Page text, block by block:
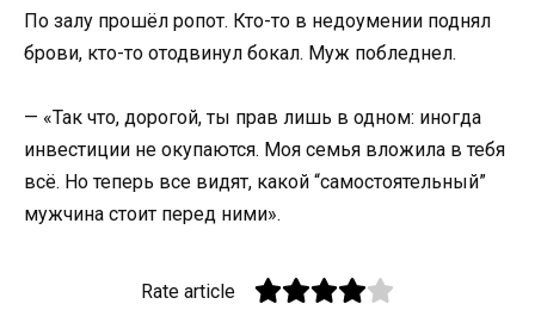
По залу прошёл ропот. Кто-то в недоумении поднял
брови, кто-то отодвинул бокал. Муж побледнел.
— «Так что, дорогой, ты прав лишь в одном: иногда
инвестиции не окупаются. Моя семья вложила в тебя
всё. Но теперь все видят, какой “самостоятельный”
мужчина стоит перед ними».
Rate article